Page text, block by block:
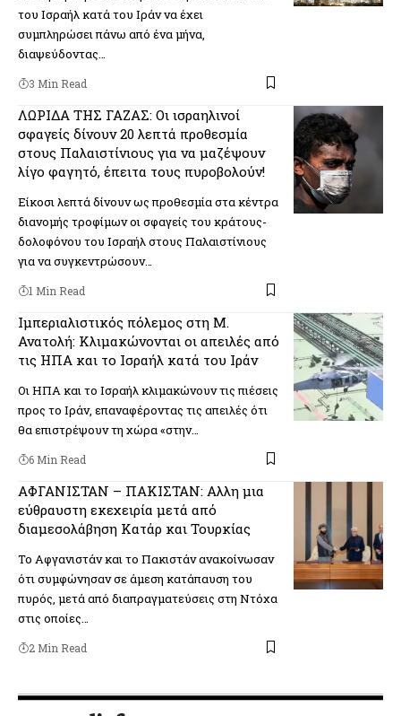
του Ισραήλ κατά του Ιράν να έχει
συμπληρώσει πάνω από ένα μήνα,
διαψεύδοντας…
3 Min Read
ΛΩΡΙΔΑ ΤΗΣ ΓΑΖΑΣ: Οι ισραηλινοί
σφαγείς δίνουν 20 λεπτά προθεσμία
στους Παλαιστίνιους για να μαζέψουν
λίγο φαγητό, έπειτα τους πυροβολούν!
Είκοσι λεπτά δίνουν ως προθεσμία στα κέντρα
διανομής τροφίμων οι σφαγείς του κράτους-
δολοφόνου του Ισραήλ στους Παλαιστίνιους
για να συγκεντρώσουν…
1 Min Read
Ιμπεριαλιστικός πόλεμος στη Μ.
Ανατολή: Κλιμακώνονται οι απειλές από
τις ΗΠΑ και το Ισραήλ κατά του Ιράν
Οι ΗΠΑ και το Ισραήλ κλιμακώνουν τις πιέσεις
προς το Ιράν, επαναφέροντας τις απειλές ότι
θα επιστρέψουν τη χώρα «στην…
6 Min Read
ΑΦΓΑΝΙΣΤΑΝ – ΠΑΚΙΣΤΑΝ: Αλλη μια
εύθραυστη εκεχειρία μετά από
διαμεσολάβηση Κατάρ και Τουρκίας
Το Αφγανιστάν και το Πακιστάν ανακοίνωσαν
ότι συμφώνησαν σε άμεση κατάπαυση του
πυρός, μετά από διαπραγματεύσεις στη Ντόχα
στις οποίες…
2 Min Read